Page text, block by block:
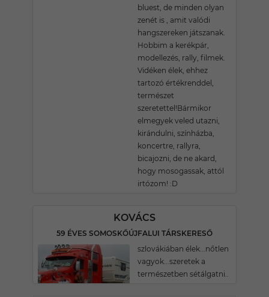
bluest, de minden olyan
zenét is , amit valódi
hangszereken játszanak.
Hobbim a kerékpár,
modellezés, rally, filmek.
Vidéken élek, ehhez
tartozó értékrenddel,
természet
szeretettel!Bármikor
elmegyek veled utazni,
kirándulni, színházba,
koncertre, rallyra,
bicajozni, de ne akard,
hogy mosogassak, attól
irtózom! :D
KOVÁCS
59 ÉVES SOMOSKŐÚJFALUI TÁRSKERESŐ
szlovákiában élek...nőtlen
vagyok...szeretek a
természetben sétálgatni..